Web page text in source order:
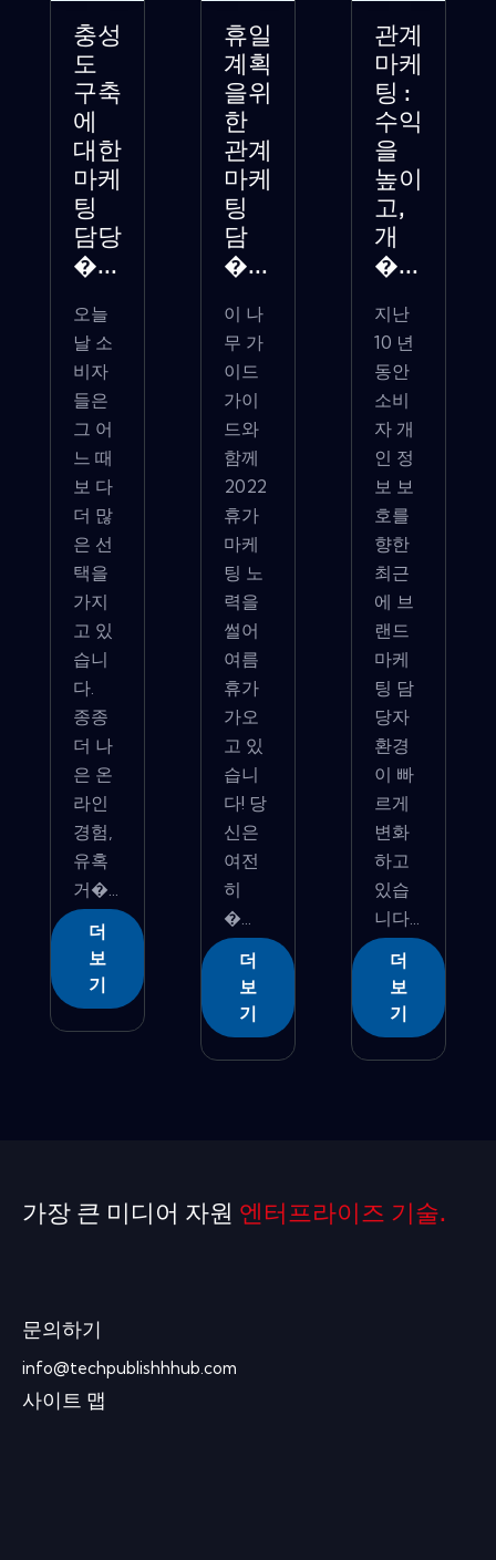
충성
도
구축
에
대한
마케
팅
담당
�...
오늘
날 소
비자
들은
그 어
느 때
보 다
더 많
은 선
택을
가지
고 있
습니
다.
종종
더 나
은 온
라인
경험,
유혹
거�...
더
보
기
휴일
계획
을위
한
관계
마케
팅
담
�...
이 나
무 가
이드
가이
드와
함께
2022
휴가
마케
팅 노
력을
썰어
여름
휴가
가오
고 있
습니
다! 당
신은
여전
히 ​
�...
더
보
기
관계
마케
팅 :
수익
을
높이
고,
개
�...
지난
10 년
동안
소비
자 개
인 정
보 보
호를
향한
최근
에 브
랜드
마케
팅 담
당자
환경
이 빠
르게
변화
하고
있습
니다...
더
보
기
가장 큰 미디어 자원 엔터프라이즈 기술.
문의하기
info@techpublishhhub.com
사이트 맵